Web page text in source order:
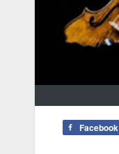
Facebook